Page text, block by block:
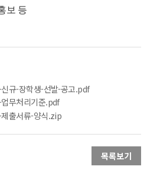
보 등
규-장학생-선발-공고.pdf
무처리기준.pdf
출서류-양식.zip
목록보기